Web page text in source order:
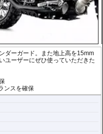
ダーガード。また地上高を15mm
ユーザーにぜひ使っていただきた
ンスを確保